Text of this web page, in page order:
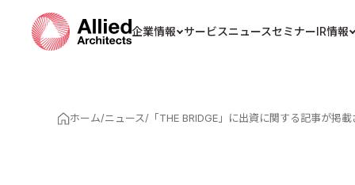
企業情報 サービスニュースセミナーIR情報
ホーム/ニュース/ 「THE BRIDGE」に出資に関する記事が掲